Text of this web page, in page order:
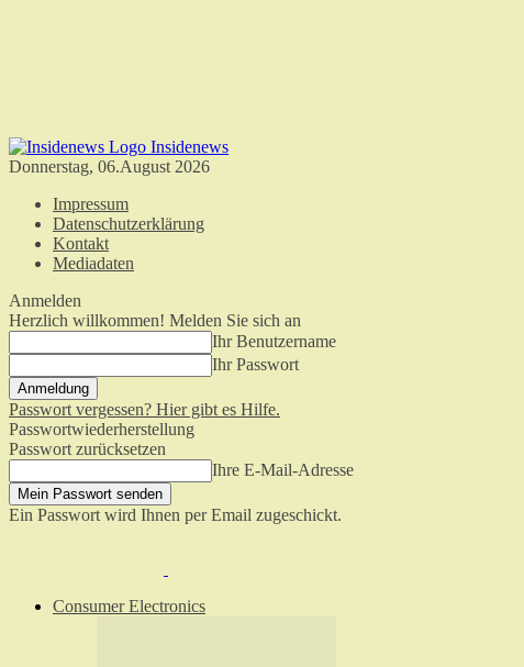
Insidenews
Donnerstag, 06.August 2026
Impressum
Datenschutzerklärung
Kontakt
Mediadaten
Anmelden
Herzlich willkommen! Melden Sie sich an
Ihr Benutzername
Ihr Passwort
Passwort vergessen? Hier gibt es Hilfe.
Passwortwiederherstellung
Passwort zurücksetzen
Ihre E-Mail-Adresse
Ein Passwort wird Ihnen per Email zugeschickt.
Consumer Electronics